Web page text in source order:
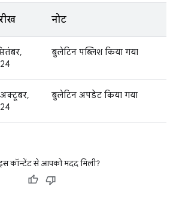
नोट
बुलेटिन पब्लिश किया गया
बुलेटिन अपडेट किया गया
कॉन्टेंट से आपको मदद मिली?